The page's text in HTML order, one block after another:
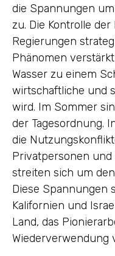
die Spannungen
zu. Die Kontrolle
Regierungen
Phänomen
Wasser zu einem
wirtschaftliche und
wird. Im Sommer
der Tagesordnung.
die
Privatpersonen
streiten sich um
Diese Spannungen
Kalifornien und
Land, das
Wiederverwendung